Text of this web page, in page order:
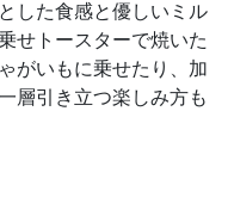
した食感と優しいミル
せトースターで焼いた
がいもに乗せたり、加
層引き立つ楽しみ方も